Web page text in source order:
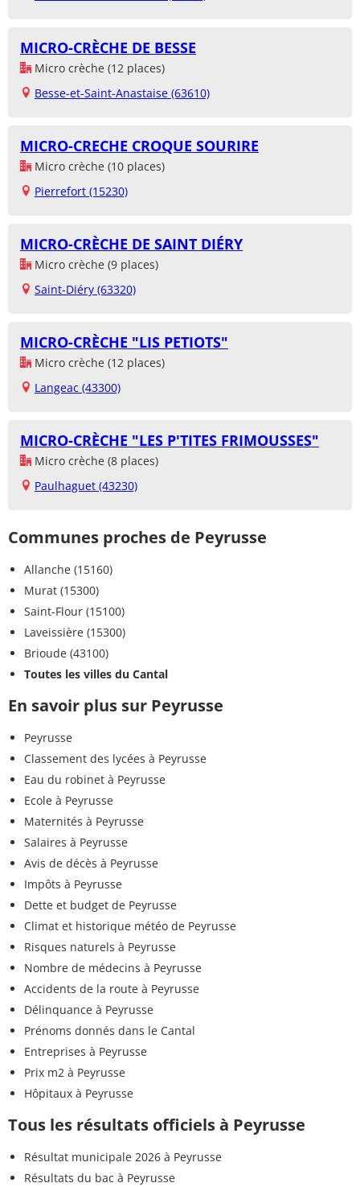
MICRO-CRÈCHE DE BESSE
Micro crèche (12 places)
Besse-et-Saint-Anastaise (63610)
MICRO-CRECHE CROQUE SOURIRE
Micro crèche (10 places)
Pierrefort (15230)
MICRO-CRÈCHE DE SAINT DIÉRY
Micro crèche (9 places)
Saint-Diéry (63320)
MICRO-CRÈCHE "LIS PETIOTS"
Micro crèche (12 places)
Langeac (43300)
MICRO-CRÈCHE "LES P'TITES FRIMOUSSES"
Micro crèche (8 places)
Paulhaguet (43230)
Communes proches de Peyrusse
Allanche (15160)
Murat (15300)
Saint-Flour (15100)
Laveissière (15300)
Brioude (43100)
Toutes les villes du Cantal
En savoir plus sur Peyrusse
Peyrusse
Classement des lycées à Peyrusse
Eau du robinet à Peyrusse
Ecole à Peyrusse
Maternités à Peyrusse
Salaires à Peyrusse
Avis de décès à Peyrusse
Impôts à Peyrusse
Dette et budget de Peyrusse
Climat et historique météo de Peyrusse
Risques naturels à Peyrusse
Nombre de médecins à Peyrusse
Accidents de la route à Peyrusse
Délinquance à Peyrusse
Prénoms donnés dans le Cantal
Entreprises à Peyrusse
Prix m2 à Peyrusse
Hôpitaux à Peyrusse
Tous les résultats officiels à Peyrusse
Résultat municipale 2026 à Peyrusse
Résultats du bac à Peyrusse